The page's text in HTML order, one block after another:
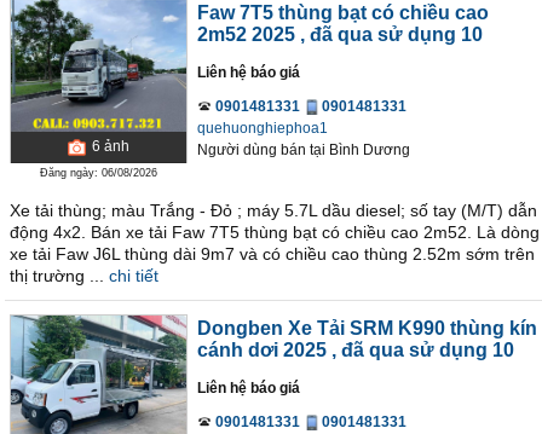
6 ảnh
Đăng ngày: 06/08/2026
Faw 7T5 thùng bạt có chiều cao
2m52 2025 , đã qua sử dụng 10
Liên hệ báo giá
0901481331
0901481331
quehuonghiephoa1
Người dùng bán tại Bình Dương
Xe tải thùng; màu Trắng - Đỏ ; máy 5.7L dầu diesel; số tay (M/T) dẫn
động 4x2. Bán xe tải Faw 7T5 thùng bạt có chiều cao 2m52. Là dòng
xe tải Faw J6L thùng dài 9m7 và có chiều cao thùng 2.52m sớm trên
thị trường ...
chi tiết
Dongben Xe Tải SRM K990 thùng kín
cánh dơi 2025 , đã qua sử dụng 10
Liên hệ báo giá
0901481331
0901481331